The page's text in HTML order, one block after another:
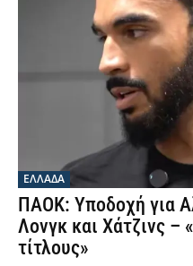
ΕΛΛΑΔΑ
ΠΑΟΚ: Υποδοχή για
Λονγκ και Χάτζινς
τίτλους»